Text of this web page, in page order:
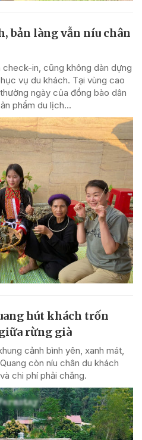
bản làng vẫn níu chân
in, cũng không dàn dựng
vụ du khách. Tại vùng cao
ngày của đồng bào dân
phẩm du lịch...
hút khách trốn
rừng già
cảnh bình yên, xanh mát,
còn níu chân du khách
chi phí phải chăng.